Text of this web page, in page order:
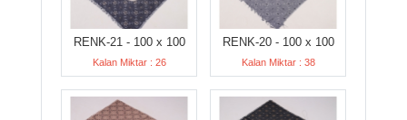
RENK-21 - 100 x 100
Kalan Miktar : 26
RENK-20 - 100 x 100
Kalan Miktar : 38